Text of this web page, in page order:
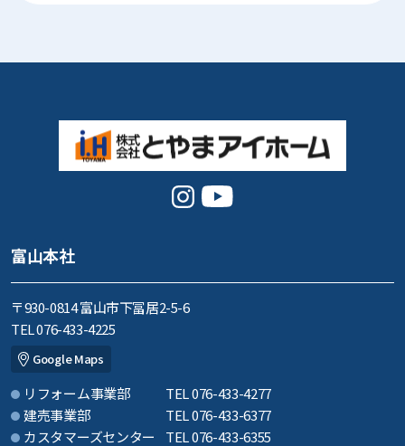
富山本社
〒930-0814 富山市下冨居2-5-6
TEL 076-433-4225
Google Maps
リフォーム事業部
TEL 076-433-4277
建売事業部
TEL 076-433-6377
カスタマーズセンター
TEL 076-433-6355